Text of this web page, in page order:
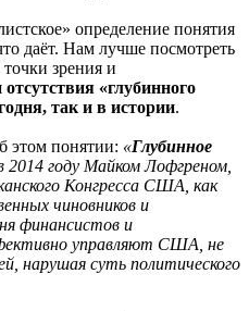
определение понятия
даёт. Нам лучше посмотреть
зрения и
«глубинного
так и в истории.
этом понятии: «Глубинное
2014 году Майком Лофгреном,
Конгресса США, как
чиновников и
финансистов и
управляют США, не
нарушая суть политического